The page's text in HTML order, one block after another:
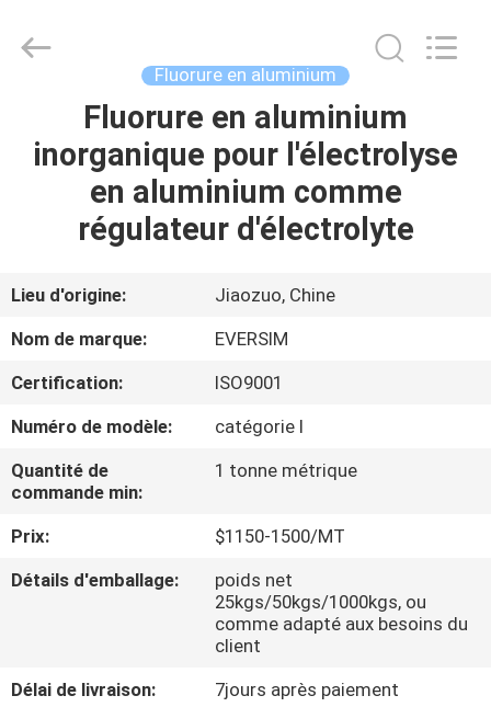
LA
MAISON
VIDÉOS
À
PROPOS
DE
VISITE
Imp.&Exp.Co.,Ltd.
Fluorure en aluminium
Fluorure en aluminium
inorganique pour l'électrolyse
en aluminium comme
régulateur d'électrolyte
Lieu d'origine:
Jiaozuo, Chine
Nom de marque:
EVERSIM
Certification:
ISO9001
Numéro de modèle:
catégorie I
Quantité de
commande min:
1 tonne métrique
Prix:
$1150-1500/MT
Détails d'emballage:
poids net
25kgs/50kgs/1000kgs, ou
comme adapté aux besoins du
client
Délai de livraison:
7jours après paiement